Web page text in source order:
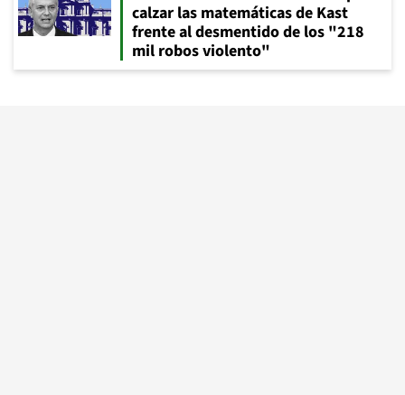
calzar las matemáticas de Kast
frente al desmentido de los "218
mil robos violento"